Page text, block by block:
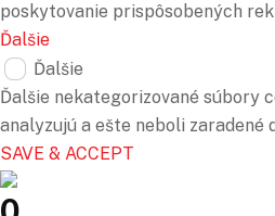
poskytovanie prispôsobených
Ďalšie
Ďalšie
Ďalšie nekategorizované súbory
analyzujú a ešte neboli zaradené
SAVE & ACCEPT